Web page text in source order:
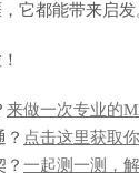
它都能带来启发
来做一次专业的
？ 点击这里获取
？ 一起测一测，